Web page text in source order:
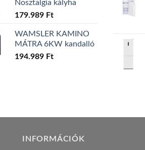
Nosztalgia kályha
179.989 Ft
WAMSLER KAMINO
MÁTRA 6KW kandalló
194.989 Ft
INFORMÁCIÓK